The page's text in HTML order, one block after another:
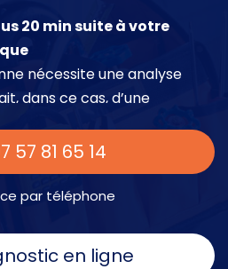
20 min suite à votre
nécessite une analyse
dans ce cas, d’une
57 81 65 14
par téléphone
en ligne